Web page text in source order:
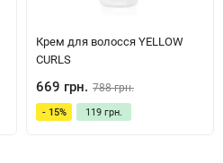
Крем для волосся YELLOW
CURLS
669 грн. 788 грн.
- 15% 119 грн.